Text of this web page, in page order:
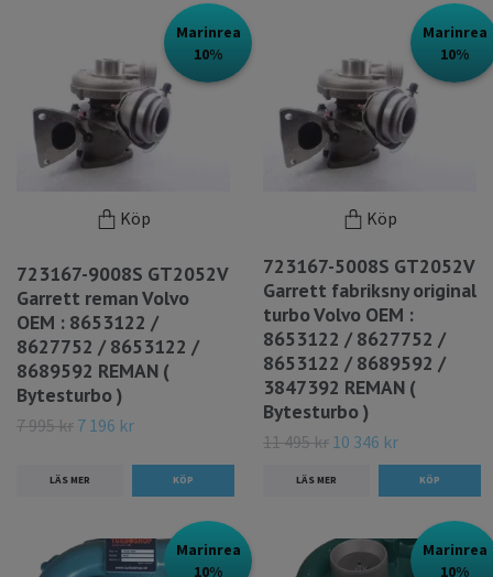
Marinrea
10%
Köp
723167-9008S GT2052V
Garrett reman Volvo
OEM : 8653122 /
8627752 / 8653122 /
8689592 REMAN (
Bytesturbo )
7 995 kr 7 196 kr
LÄS MER
Marinrea
10%
Köp
723167-5008S GT2052V
Garrett fabriksny original
turbo Volvo OEM :
8653122 / 8627752 /
8653122 / 8689592 /
3847392 REMAN (
Bytesturbo )
11 495 kr 10 346 kr
LÄS MER
Marinrea
10%
Marinrea
10%